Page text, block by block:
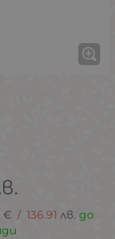
€ / 136.91 лв. до